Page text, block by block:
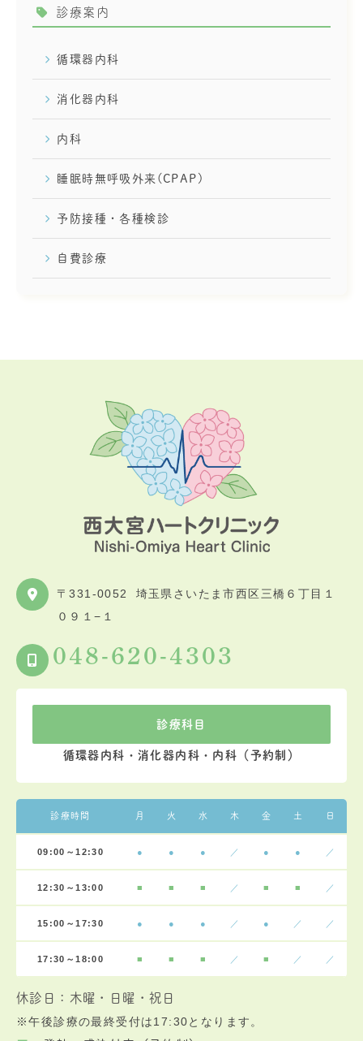
診療案内
循環器内科
消化器内科
内科
睡眠時無呼吸外来(CPAP)
予防接種・各種検診
自費診療
〒331-0052
埼玉県さいたま市西区三橋６丁目１
０９１−１
048-620-4303
診療科目
循環器内科・消化器内科・内科（予約制）
診療時間 月 火 水 木 金 土 日
09:00～12:30 ● ● ● ／ ● ● ／
12:30～13:00 ■ ■ ■ ／ ■ ■ ／
15:00～17:30 ● ● ● ／ ● ／ ／
17:30～18:00 ■ ■ ■ ／ ■ ／ ／
休診日：木曜・日曜・祝日
※午後診療の最終受付は17:30となります。